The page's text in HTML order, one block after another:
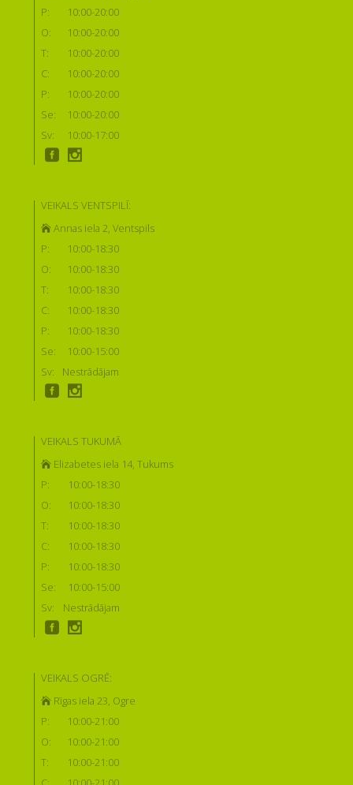
P:
10:00-20:00
O:
10:00-20:00
T:
10:00-20:00
C:
10:00-20:00
P:
10:00-20:00
Se:
10:00-20:00
Sv:
10:00-17:00
VEIKALS VENTSPILĪ:
Annas iela 2, Ventspils
P:
10:00-18:30
O:
10:00-18:30
T:
10:00-18:30
C:
10:00-18:30
P:
10:00-18:30
Se:
10:00-15:00
Sv:
Nestrādājam
VEIKALS TUKUMĀ
Elizabetes iela 14, Tukums
P:
10:00-18:30
O:
10:00-18:30
T:
10:00-18:30
C:
10:00-18:30
P:
10:00-18:30
Se:
10:00-15:00
Sv:
Nestrādājam
VEIKALS OGRĒ:
Rīgas iela 23, Ogre
P:
10:00-21:00
O:
10:00-21:00
T:
10:00-21:00